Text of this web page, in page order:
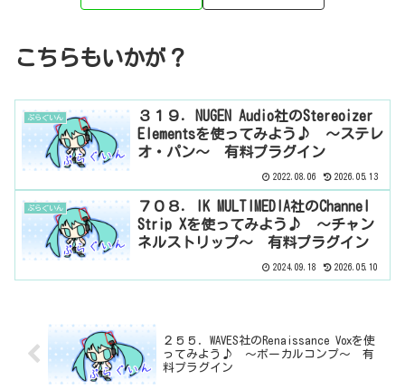
こちらもいかが？
ぷらぐいん
３１９．NUGEN Audio社のStereoizer
Elementsを使ってみよう♪ ～ステレ
オ・パン～ 有料プラグイン
2022.08.06 2026.05.13
ぷらぐいん
７０８．IK MULTIMEDIA社のChannel
Strip Xを使ってみよう♪ ～チャン
ネルストリップ～ 有料プラグイン
2024.09.18 2026.05.10
２５５．WAVES社のRenaissance Voxを使
ってみよう♪ ～ボーカルコンプ～ 有
料プラグイン